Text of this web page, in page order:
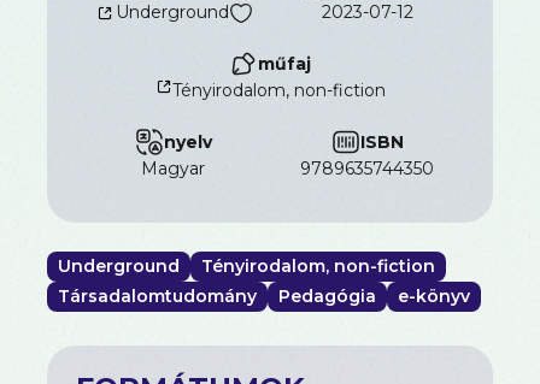
Underground
2023-07-12
műfaj
Tényirodalom, non-fiction
nyelv
magyar
ISBN
9789635744350
Underground
Tényirodalom, non-fiction
Társadalomtudomány
Pedagógia e-könyv